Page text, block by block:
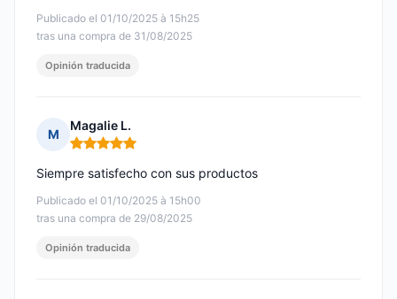
Publicado el 01/10/2025 à 15h25
tras una compra de 31/08/2025
Opinión traducida
M
Magalie L.
Nota: 5 de 5
Publicado el 01/10/2025 à 15h00
tras una compra de 29/08/2025
Siempre satisfecho con sus productos
Opinión traducida